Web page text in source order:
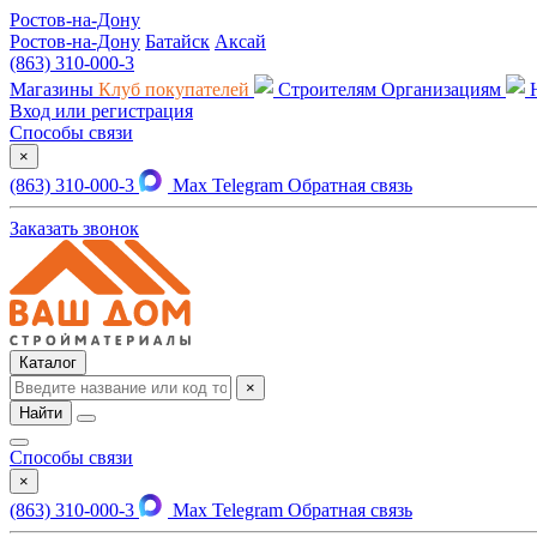
Ростов-на-Дону
Ростов-на-Дону Батайск Аксай
(863) 310-000-3
Магазины Клуб покупателей Строителям Организациям
Вход или регистрация
Способы связи
×
(863) 310-000-3 Max Telegram Обратная связь
Заказать звонок
Каталог
×
Найти
Способы связи
×
(863) 310-000-3 Max Telegram Обратная связь